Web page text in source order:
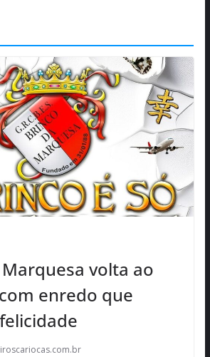
volta ao
enredo que